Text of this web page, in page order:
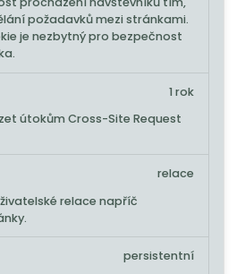
požadavků mezi stránkami.
je nezbytný pro bezpečnost
útokům Cross-Site Request
1 rok
relace napříč
relace
persistentní